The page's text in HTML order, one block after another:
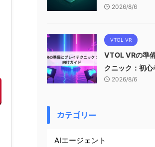
2026/8/6
VTOL VR
VTOL VRの準
クニック：初
2026/8/6
カテゴリー
AIエージェント